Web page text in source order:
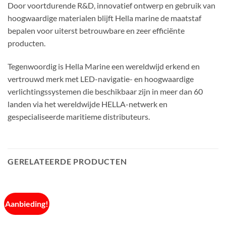
Door voortdurende R&D, innovatief ontwerp en gebruik van
hoogwaardige materialen blijft Hella marine de maatstaf
bepalen voor uiterst betrouwbare en zeer efficiënte
producten.
Tegenwoordig is Hella Marine een wereldwijd erkend en
vertrouwd merk met LED-navigatie- en hoogwaardige
verlichtingssystemen die beschikbaar zijn in meer dan 60
landen via het wereldwijde HELLA-netwerk en
gespecialiseerde maritieme distributeurs.
GERELATEERDE PRODUCTEN
Aanbieding!